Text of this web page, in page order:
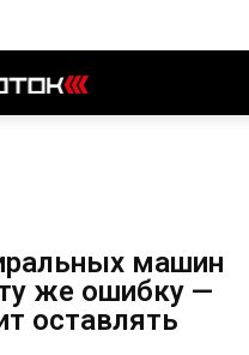
машин
же ошибку —
оставлять